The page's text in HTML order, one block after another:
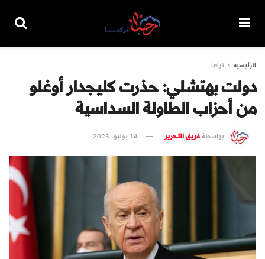
الرئيسية تركيا
دولت بهتشلي: حذرت كليجدار أوغلو
من أحزاب الطاولة السداسية
بواسطةفريق التحرير 14 يونيو، 2023